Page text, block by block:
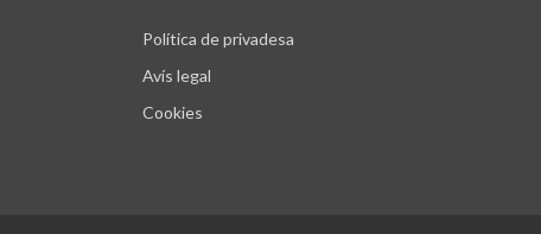
Política de privadesa
Avís legal
Cookies